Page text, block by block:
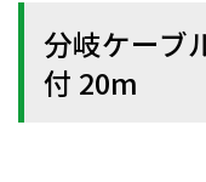
分岐ケーブ
付 20m